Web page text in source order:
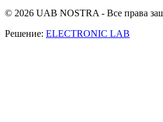
© 2026 UAB NOSTRA - Все права
Решение: ELECTRONIC LAB